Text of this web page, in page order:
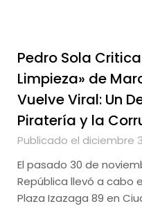
Pedro Sola
Limpieza» de
Vuelve Viral: Un
Piratería y la
Publicado el diciembre
El pasado 30 de
República llevó a cabo
Plaza Izazaga 89 en